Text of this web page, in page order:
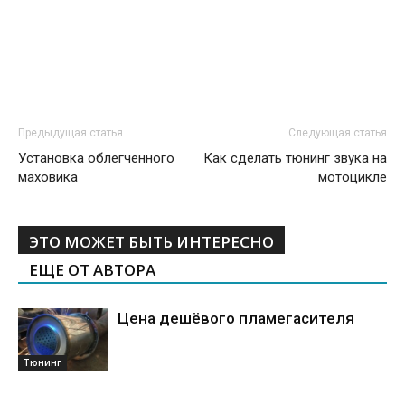
Предыдущая статья
Установка облегченного
маховика
Следующая статья
Как сделать тюнинг звука на
мотоцикле
ЭТО МОЖЕТ БЫТЬ ИНТЕРЕСНО
ЕЩЕ ОТ АВТОРА
Тюнинг
Цена дешёвого пламегасителя